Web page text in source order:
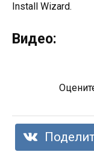
Install Wizard.
Видео: